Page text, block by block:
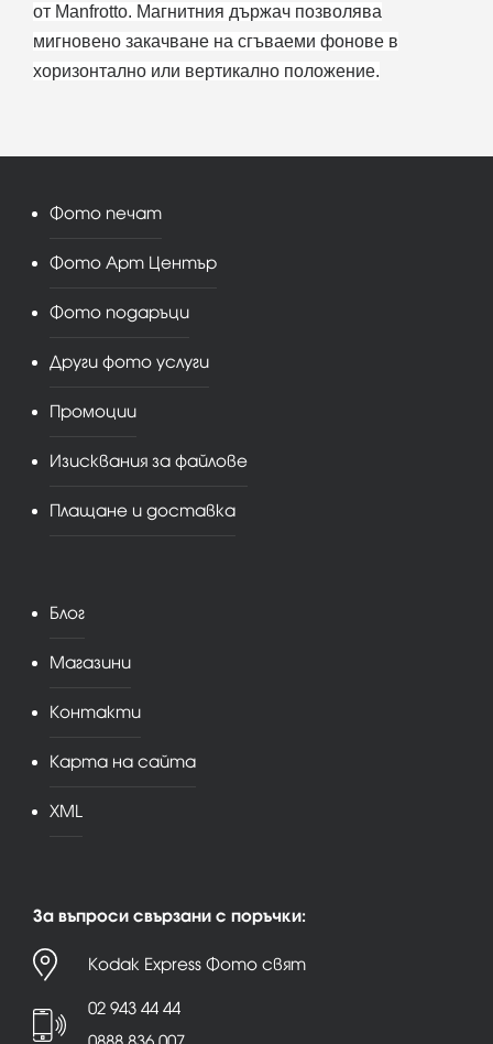
от Manfrotto. Магнитния държач позволява
мигновено закачване на сгъваеми фонове в
хоризонтално или вертикално положение.
Фото печат
Фото Арт Център
Фото подаръци
Други фото услуги
Промоции
Изисквания за файлове
Плащане и доставка
Блог
Магазини
Контакти
Карта на сайта
XML
За въпроси свързани с поръчки:
Kodak Express Фото свят
02 943 44 44